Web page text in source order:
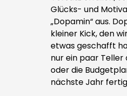
Glücks- und
„Dopamin“ aus.
kleiner Kick, den
etwas geschafft
nur ein paar
oder die
nächste Jahr